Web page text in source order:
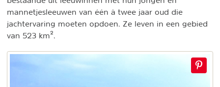
mannetjesleeuwen van één à twee jaar oud die
jachtervaring moeten opdoen. Ze leven in een gebied
van 523 km².